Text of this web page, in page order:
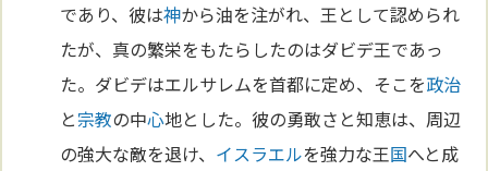
であり、彼は神から油を注がれ、王として認められ
たが、真の繁栄をもたらしたのはダビデ王であっ
た。ダビデはエルサレムを首都に定め、そこを政治
と宗教の中心地とした。彼の勇敢さと知恵は、周辺
の強大な敵を退け、 イスラエルを強力な王国へと成